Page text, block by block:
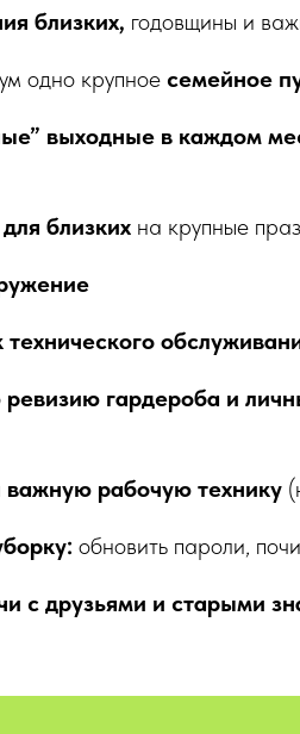
близких, годовщины и
одно крупное семейное
выходные в каждом
близких на крупные
гардероба и
важную рабочую технику
обновить пароли,
с друзьями и старыми